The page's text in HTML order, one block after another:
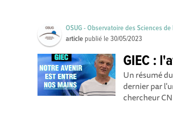
OSUG - Observatoire des Sciences
article publié le30/05/2023
GIEC :
Un résumé
dernier par
chercheur